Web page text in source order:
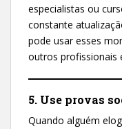
especialistas ou
constante
pode usar esses
outros profissionais
5. Use provas
Quando alguém